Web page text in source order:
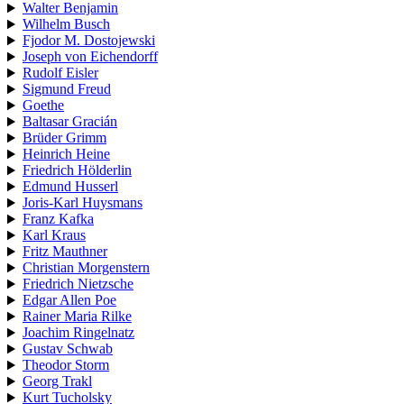
Walter Benjamin
Wilhelm Busch
Fjodor M. Dostojewski
Joseph von Eichendorff
Rudolf Eisler
Sigmund Freud
Goethe
Baltasar Gracián
Brüder Grimm
Heinrich Heine
Friedrich Hölderlin
Edmund Husserl
Joris-Karl Huysmans
Franz Kafka
Karl Kraus
Fritz Mauthner
Christian Morgenstern
Friedrich Nietzsche
Edgar Allen Poe
Rainer Maria Rilke
Joachim Ringelnatz
Gustav Schwab
Theodor Storm
Georg Trakl
Kurt Tucholsky